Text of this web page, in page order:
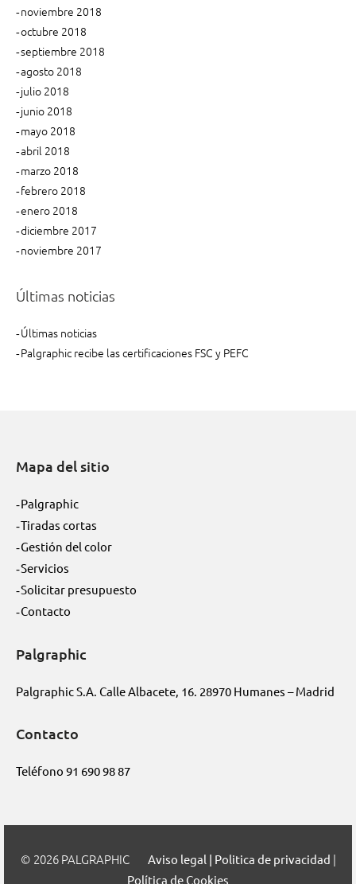
noviembre 2018
octubre 2018
septiembre 2018
agosto 2018
julio 2018
junio 2018
mayo 2018
abril 2018
marzo 2018
febrero 2018
enero 2018
diciembre 2017
noviembre 2017
Últimas noticias
Últimas noticias
Palgraphic recibe las certificaciones FSC y PEFC
Mapa del sitio
Palgraphic
Tiradas cortas
Gestión del color
Servicios
Solicitar presupuesto
Contacto
Palgraphic
Palgraphic S.A. Calle Albacete, 16. 28970 Humanes – Madrid
Contacto
Teléfono 91 690 98 87
2026 PALGRAPHIC Aviso legal | Politica de privacidad |
Política de Cookies